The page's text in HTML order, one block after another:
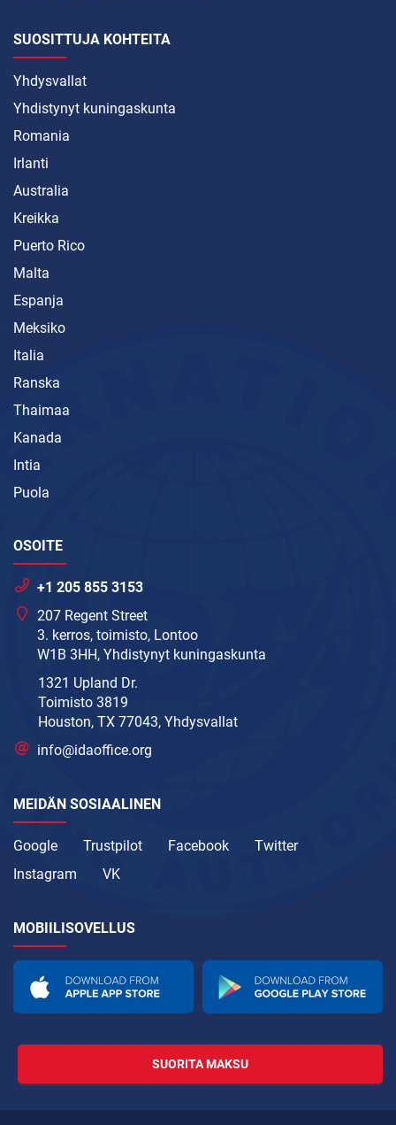
SUOSITTUJA KOHTEITA
Yhdysvallat
Yhdistynyt kuningaskunta
Romania
Irlanti
Australia
Kreikka
Puerto Rico
Malta
Espanja
Meksiko
Italia
Ranska
Thaimaa
Kanada
Intia
Puola
OSOITE
+1 205 855 3153
207 Regent Street
3. kerros, toimisto, Lontoo
W1B 3HH, Yhdistynyt kuningaskunta
1321 Upland Dr.
Toimisto 3819
Houston, TX 77043, Yhdysvallat
info@idaoffice.org
MEIDÄN SOSIAALINEN
Google Trustpilot Facebook
Twitter
Instagram
VK
MOBIILISOVELLUS
SUORITA MAKSU